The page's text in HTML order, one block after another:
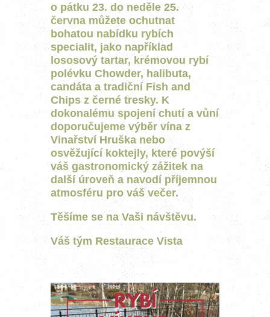
o pátku 23. do neděle 25.
června můžete ochutnat
bohatou nabídku rybích
specialit, jako například
lososový tartar, krémovou rybí
polévku Chowder, halibuta,
candáta a tradiční Fish and
Chips z černé tresky. K
dokonalému spojení chutí a vůní
doporučujeme výběr vína z
Vinařství Hruška nebo
osvěžující koktejly, které povýší
váš gastronomický zážitek na
další úroveň a navodí příjemnou
atmosféru pro váš večer.
Těšíme se na Vaši návštěvu.
Váš tým Restaurace Vista